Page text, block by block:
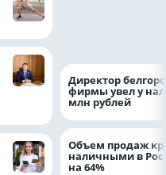
Директор
фирмы увел у
млн рублей
Объем продаж
наличными в
на 64%